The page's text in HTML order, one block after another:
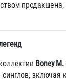
Boney M.
синглов, включая